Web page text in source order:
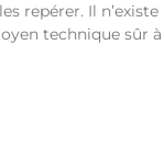
repérer. Il n’existe
technique sûr à